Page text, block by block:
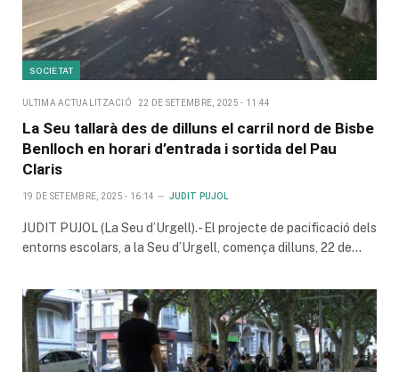
SOCIETAT
ULTIMA ACTUALITZACIÓ 22 DE SETEMBRE, 2025 - 11:44
La Seu tallarà des de dilluns el carril nord de Bisbe
Benlloch en horari d’entrada i sortida del Pau
Claris
19 DE SETEMBRE, 2025 - 16:14 JUDIT PUJOL
JUDIT PUJOL (La Seu d’Urgell).- El projecte de pacificació dels
entorns escolars, a la Seu d’Urgell, comença dilluns, 22 de…